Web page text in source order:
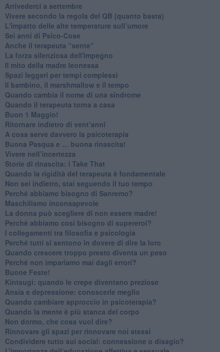
​Arrivederci a settembre
​Vivere secondo la regola del QB (quanto basta)
​L'impatto delle alte temperature sull’umore
Sei anni di Psico-Cose
​Anche il terapeuta “sente”
​La forza silenziosa dell'impegno
​Il mito della madre leonessa
Spazi leggeri per tempi complessi
Il bambino, il marshmallow e il tempo
​Quando cambia il nome di una sindrome
​Quando il terapeuta torna a casa
​Buon 1 Maggio!
Ritornare indietro di vent’anni
​A cosa serve davvero la psicoterapia
​Buona Pasqua e … buona rinascita!
​Vivere nell’incertezza
​Storie di rinascita: i Take That
​Quando la rigidità del terapeuta è fondamentale
​Non sei indietro, stai seguendo il tuo tempo
​Perché abbiamo bisogno di Sanremo?
​Maschilismo inconsapevole
​La donna può scegliere di non essere madre!
​Perché abbiamo così bisogno di supereroi?
​I collegamenti tra filosofia e psicologia
​Perché tutti si sentono in dovere di dire la loro
​Quando crescere troppo presto diventa un peso
​Perché non impariamo mai dagli errori?
​Buone Feste!
​Kintsugi: quando le crepe diventano preziose
Ansia e depressione: conoscerle meglio
Quando cambiare approccio in psicoterapia?
​Quando la mente è più stanca del corpo
Non dormo, che cosa vuol dire?
​Rinnovare gli spazi per rinnovare noi stessi
​Condividere tutto sui social: connessione o disagio?